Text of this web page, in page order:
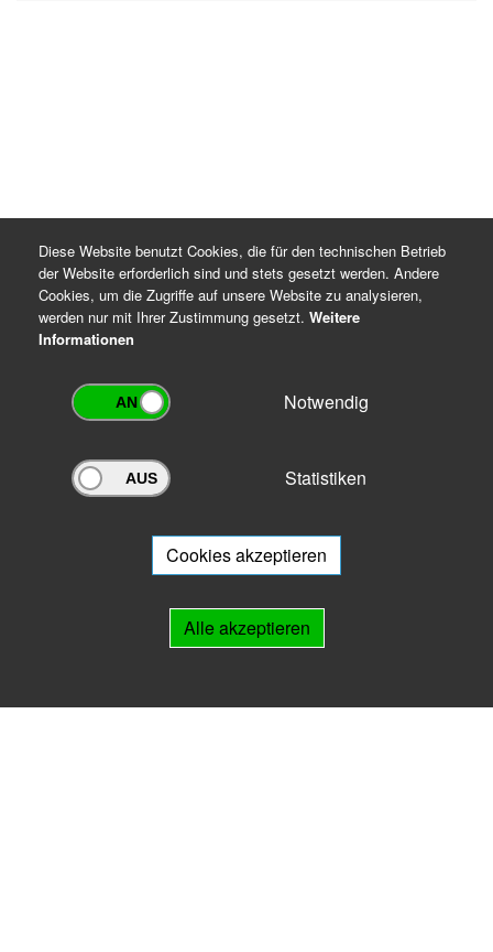
Archivportal Thüringen
Ihnen beratend zur Seite.
Diese Website benutzt Cookies, die für den technischen Betrieb
der Website erforderlich sind und stets gesetzt werden. Andere
Cookies, um die Zugriffe auf unsere Website zu analysieren,
werden nur mit Ihrer Zustimmung gesetzt. Weitere
Informationen
Notwendig
Statistiken
Cookies akzeptieren
Alle akzeptieren